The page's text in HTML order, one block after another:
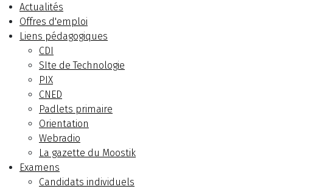
Actualités
Offres d'emploi
Liens pédagogiques
CDI
SIte de Technologie
PIX
CNED
Padlets primaire
Orientation
Webradio
La gazette du Moostik
Examens
Candidats individuels